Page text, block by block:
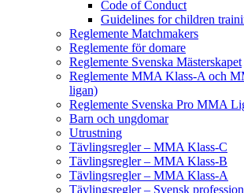
Code of Conduct
Guidelines for children
Reglemente Matchmakers
Reglemente för domare
Reglemente Svenska Mästerskapet
Reglemente MMA Klass-A och
ligan)
Reglemente Svenska Pro MMA
Barn och ungdomar
Utrustning
Tävlingsregler – MMA Klass-C
Tävlingsregler – MMA Klass-B
Tävlingsregler – MMA Klass-A
Tävlingsregler – Svensk